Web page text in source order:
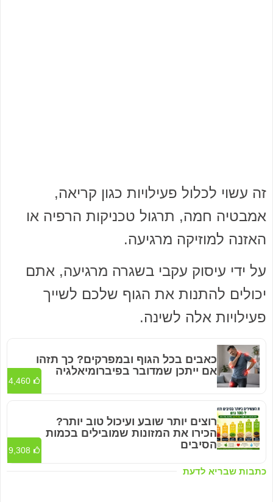
זה עשוי לכלול פעילויות כגון קריאה,
אמבטיה חמה, תרגול טכניקות הרפיה או
האזנה למוזיקה מרגיעה.
על ידי עיסוק עקבי בשגרה מרגיעה, אתם
יכולים להתנות את הגוף שלכם לשייך
פעילויות אלה לשינה.
כתבות שבריא לדעת
כאבים בכל הגוף ובמפרקים? כך תזהו
אם ייתכן שמדובר בפיברומיאלגיה
4,460
רוצים יותר שובע ועיכול טוב יותר?
הכירו את המזונות שמובילים בכמות
הסיבים
9,308